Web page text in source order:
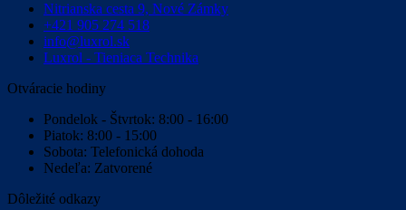
Nitrianska cesta 9, Nové Zámky
+421 905 274 518
info@luxrol.sk
Luxrol - Tieniaca Technika
Otváracie hodiny
Pondelok - Štvrtok: 8:00 - 16:00
Piatok: 8:00 - 15:00
Sobota: Telefonická dohoda
Nedeľa: Zatvorené
Dôležité odkazy